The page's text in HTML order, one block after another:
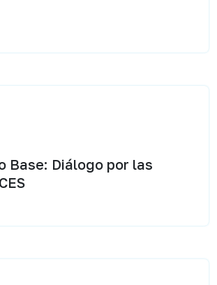
Base: Diálogo por las